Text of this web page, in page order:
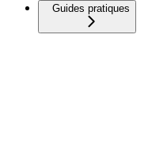
Guides pratiques